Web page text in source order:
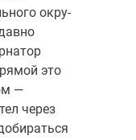
окру­
это
—
через